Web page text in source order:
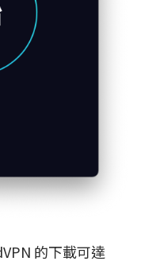
的下載可達